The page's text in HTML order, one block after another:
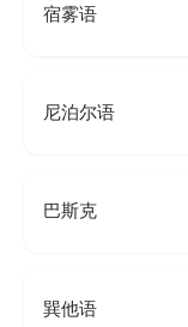
宿雾语
尼泊尔语
巴斯克
巽他语